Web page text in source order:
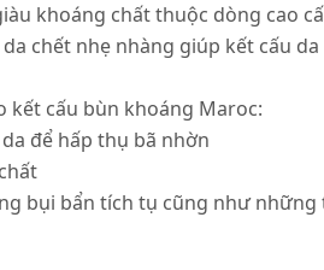
khoáng chất thuộc dòng cao
chết nhẹ nhàng giúp kết cấu
kết cấu bùn khoáng Maroc:
để hấp thụ bã nhờn
bụi bẩn tích tụ cũng như những